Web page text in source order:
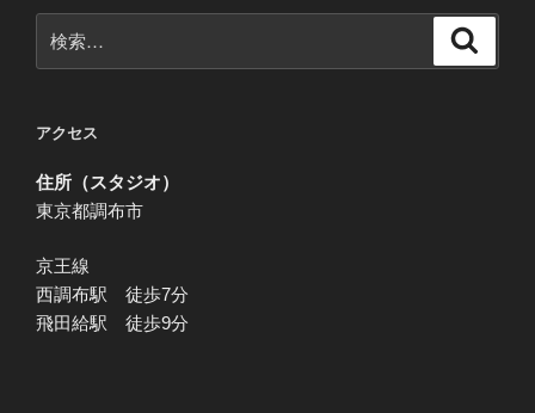
索:
アクセス
住所（スタジオ）
東京都調布市
京王線
西調布駅 徒歩7分
飛田給駅 徒歩9分